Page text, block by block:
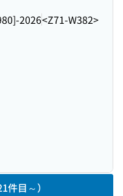
2026<Z71-W382>
件目～）